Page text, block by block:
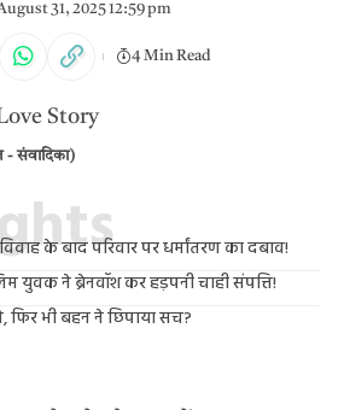
31, 2025 12:59 pm
4 Min Read
- संवादिका)
के बाद परिवार पर धर्मांतरण का दबाव!
युवक ने ब्रेनवॉश कर हड़पनी चाही संपत्ति!
फिर भी बहन ने छिपाया सच?